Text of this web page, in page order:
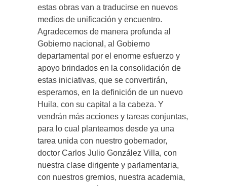
estas obras van a traducirse en nuevos
medios de unificación y encuentro.
Agradecemos de manera profunda al
Gobierno nacional, al Gobierno
departamental por el enorme esfuerzo y
apoyo brindados en la consolidación de
estas iniciativas, que se convertirán,
esperamos, en la definición de un nuevo
Huila, con su capital a la cabeza. Y
vendrán más acciones y tareas conjuntas,
para lo cual planteamos desde ya una
tarea unida con nuestro gobernador,
doctor Carlos Julio González Villa, con
nuestra clase dirigente y parlamentaria,
con nuestros gremios, nuestra academia,